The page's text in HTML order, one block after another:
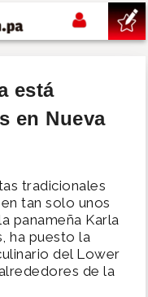
está
en Nueva
tradicionales
tan solo unos
panameña Karla
ha puesto la
del Lower
de la